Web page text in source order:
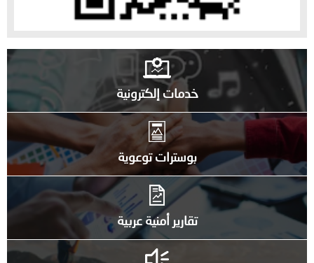
خدمات إلكترونية
بوسترات توعوية
تقارير أمنية عربية